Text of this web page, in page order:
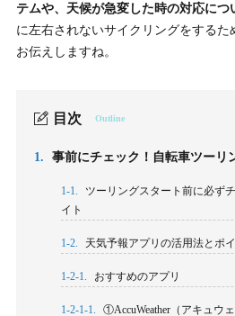
テムや、天候が急変した時の対応につ
に左右されないサイクリングをするた
お伝えしますね。
目次 Outline
1. 事前にチェック！自転車ツーリ
1-1.
ツーリングスタート前に必ず
イト
1-2. 天気予報アプリの活用法とポ
1-2-1. おすすめのアプリ
1-2-1-1. ①AccuWeather（アキュウェ